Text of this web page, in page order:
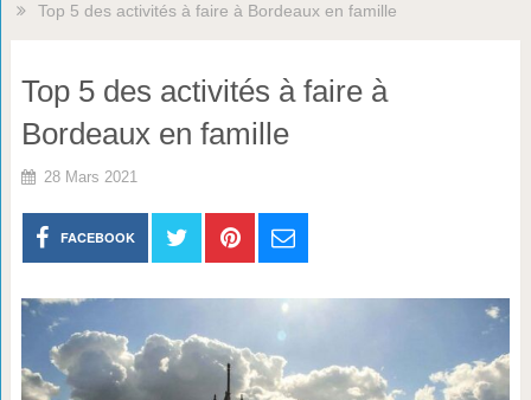
Top 5 des activités à faire à Bordeaux en famille
Top 5 des activités à faire à
Bordeaux en famille
28 Mars 2021
FACEBOOK